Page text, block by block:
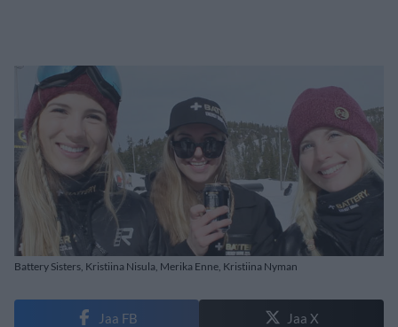
Battery Sisters, Kristiina Nisula, Merika Enne, Kristiina Nyman
Jaa FB Jaa X